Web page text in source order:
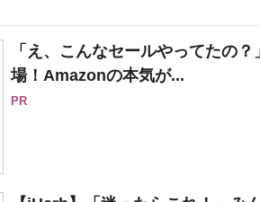
「え、こんなセールやってたの
場！Amazonの本気が...
PR